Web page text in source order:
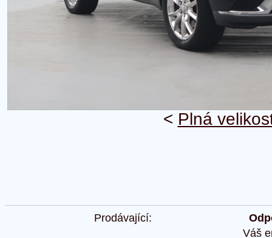
< Plná
Prodávající:
Váš